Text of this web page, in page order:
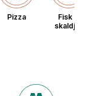
Pizza
Fisk &
skaldjur